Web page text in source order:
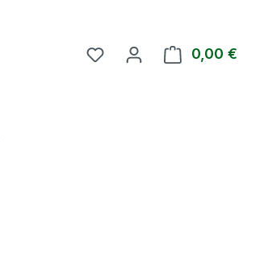
Du hast 0 Produkte auf
0,00 €